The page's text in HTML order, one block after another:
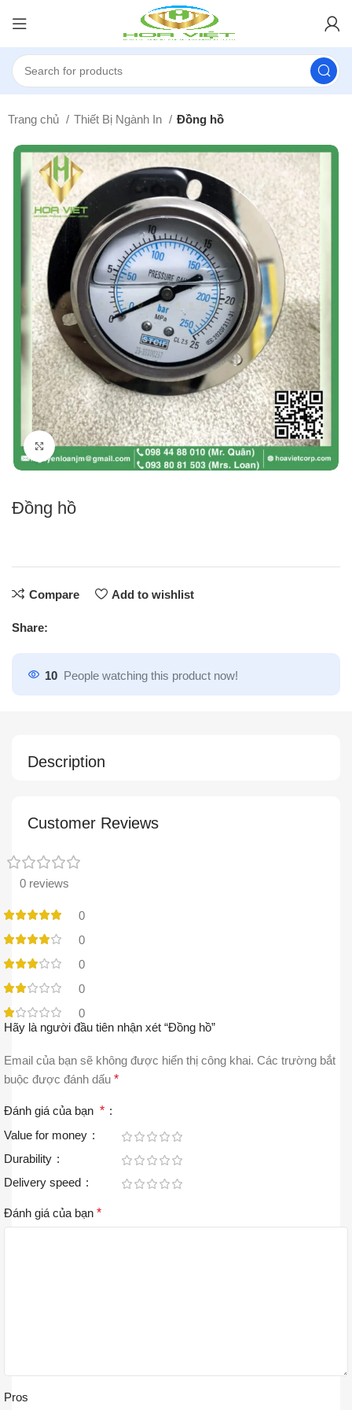
Trang chủ Thiết Bị Ngành In Đồng hồ
Click to enlarge
Đồng hồ
Compare Add to wishlist
Share:
10 People watching this product now!
Description
Customer Reviews
0 reviews
0
0
0
0
0
Hãy là người đầu tiên nhận xét “Đồng hồ”
Email của bạn sẽ không được hiển thị công khai. Các trường bắt
buộc được đánh dấu *
Đánh giá của bạn *
Value for money
Durability
Delivery speed
Đánh giá của bạn *
Pros